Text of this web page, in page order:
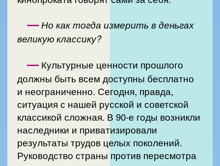
—Но как тогда измерить в деньгах
великую классику?
— Культурные ценности прошлого
должны быть всем доступны бесплатно
и неограниченно. Сегодня, правда,
ситуация с нашей русской и советской
классикой сложная. В 90-е годы возникли
наследники и приватизировали
результаты трудов целых поколений.
Руководство страны против пересмотра